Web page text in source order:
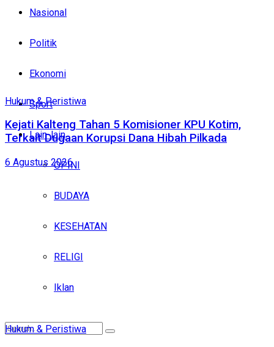
Nasional
Politik
Ekonomi
Sport
Lain-lain
OPINI
BUDAYA
KESEHATAN
RELIGI
Iklan
Hukum & Peristiwa
Kejati Kalteng Tahan 5 Komisioner KPU Kotim,
Terkait Dugaan Korupsi Dana Hibah Pilkada
6 Agustus 2026
Hukum & Peristiwa